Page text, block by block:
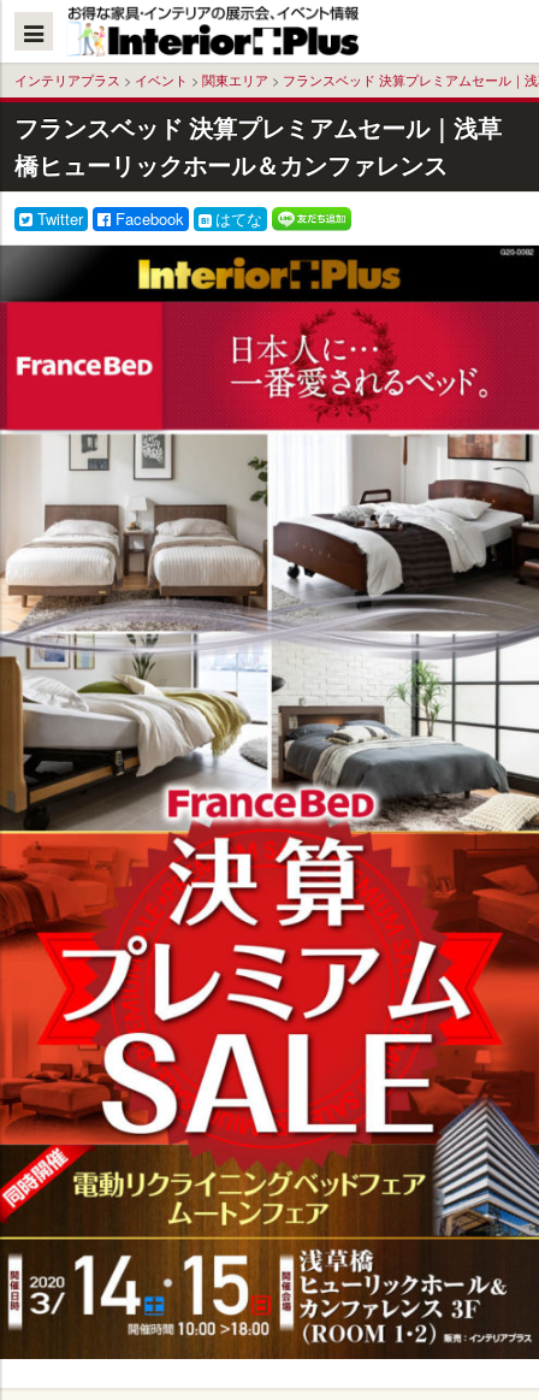
へ
インテリアプラス > イベント > 関東エリア > フランスベッド 決算プレミアムセール｜
フランスベッド 決算プレミアムセール｜浅草
橋ヒューリックホール＆カンファレンス
Twitter Facebook はてな